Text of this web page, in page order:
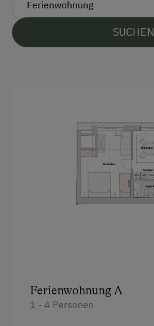
Akzeptierte Zahlungsmittel
Kostenlose Parkplätze
Bauernstube
SUCHEN
Ferienwohnung A
1 - 4 Personen